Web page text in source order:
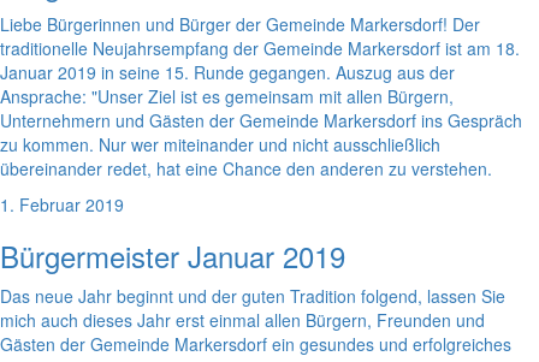
Liebe Bürgerinnen und Bürger der Gemeinde Markersdorf! Der
traditionelle Neujahrsempfang der Gemeinde Markersdorf ist am 18.
Januar 2019 in seine 15. Runde gegangen. Auszug aus der
Ansprache: "Unser Ziel ist es gemeinsam mit allen Bürgern,
Unternehmern und Gästen der Gemeinde Markersdorf ins Gespräch
zu kommen. Nur wer miteinander und nicht ausschließlich
übereinander redet, hat eine Chance den anderen zu verstehen.
1. Februar 2019
Bürgermeister Januar 2019
Das neue Jahr beginnt und der guten Tradition folgend, lassen Sie
mich auch dieses Jahr erst einmal allen Bürgern, Freunden und
Gästen der Gemeinde Markersdorf ein gesundes und erfolgreiches